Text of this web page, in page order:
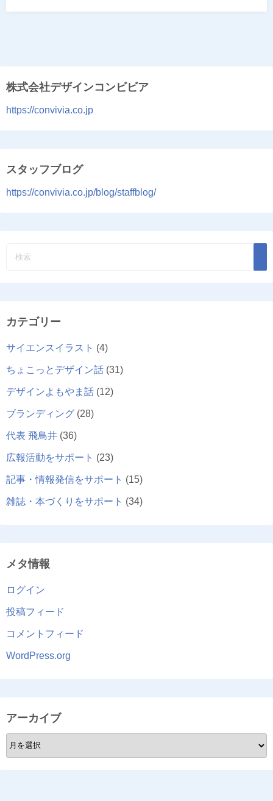
株式会社デザインコンビビア
https://convivia.co.jp
スタッフブログ
https://convivia.co.jp/blog/staffblog/
カテゴリー
サイエンスイラスト (4)
ちょこっとデザイン話 (31)
デザインよもやま話 (12)
ブランディング (28)
代表 飛鳥井 (36)
広報活動をサポート (23)
記事・情報発信をサポート (15)
雑誌・本づくりをサポート (34)
メタ情報
ログイン
投稿フィード
コメントフィード
WordPress.org
アーカイブ
ア
ー